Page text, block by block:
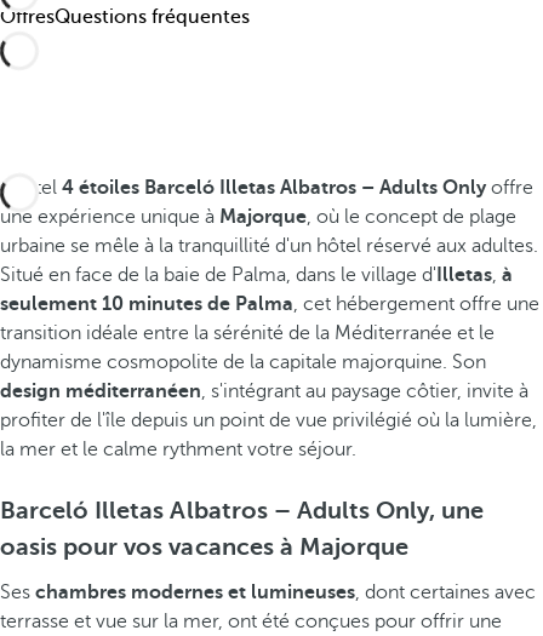
OffresQuestions fréquentes
L'hôtel 4 étoiles Barceló Illetas Albatros – Adults Onlyoffre
une expérience unique à Majorque, où le concept de plage
urbaine se mêle à la tranquillité d'un hôtel réservé aux adultes.
Situé en face de la baie de Palma, dans le village d' Illetas, à
seulement 10 minutes de Palma, cet hébergement offre une
transition idéale entre la sérénité de la Méditerranée et le
dynamisme cosmopolite de la capitale majorquine. Son
design méditerranéen, s'intégrant au paysage côtier, invite à
profiter de l'île depuis un point de vue privilégié où la lumière,
la mer et le calme rythment votre séjour.
Barceló Illetas Albatros – Adults Only, une
oasis pour vos vacances à Majorque
Ses chambres modernes et lumineuses, dont certaines avec
terrasse et vue sur la mer, ont été conçues pour offrir une